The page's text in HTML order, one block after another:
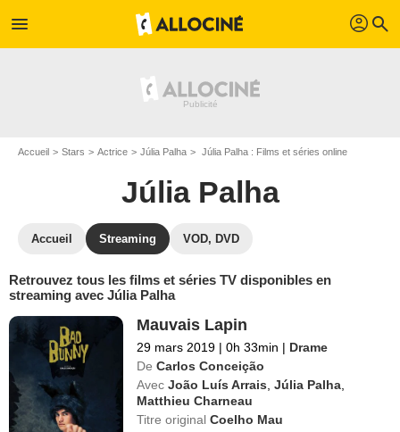
menu profil search
Accueil Stars Actrice Júlia Palha Júlia Palha : Films et séries online
Júlia Palha
Accueil Streaming VOD, DVD
Retrouvez tous les films et séries TV disponibles en
streaming avec Júlia Palha
Mauvais Lapin
29 mars 2019 | 0h 33min | Drame
De Carlos Conceição
Avec João Luís Arrais ,Júlia Palha
Matthieu Charneau
Titre originalCoelho Mau